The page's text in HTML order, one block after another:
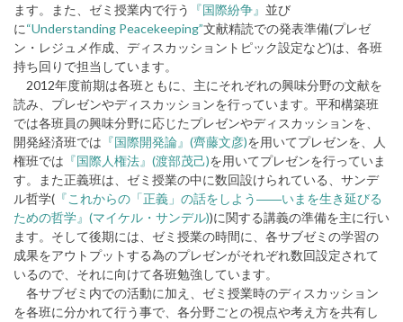
ます。また、ゼミ授業内で行う
『国際紛争』 並び
に“Understanding Peacekeeping”文献精読での発表準備(プレゼ
ン・レジュメ作成、ディスカッショントピック設定など)は、各班
持ち回りで担当しています。
2012年度前期は各班ともに、主にそれぞれの興味分野の文献を
読み、プレゼンやディスカッションを行っています。平和構築班
では各班員の興味分野に応じたプレゼンやディスカッションを、
開発経済班では 『国際開発論』(齊藤文彦)を用いてプレゼンを、人
権班では 『国際人権法』(渡部茂己)を用いてプレゼンを行っていま
す。また正義班は、ゼミ授業の中に数回設けられている、サンデ
ル哲学( 『これからの「正義」の話をしよう――いまを生き延びる
ための哲学』(マイケル・サンデル))に関する講義の準備を主に行い
ます。そして後期には、ゼミ授業の時間に、各サブゼミの学習の
成果をアウトプットする為のプレゼンがそれぞれ数回設定されて
いるので、それに向けて各班勉強しています。
各サブゼミ内での活動に加え、ゼミ授業時のディスカッション
を各班に分かれて行う事で、各分野ごとの視点や考え方を共有し